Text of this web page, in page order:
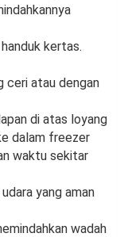
kertas.
ceri atau dengan
di atas loyang
dalam freezer
waktu sekitar
yang aman
wadah